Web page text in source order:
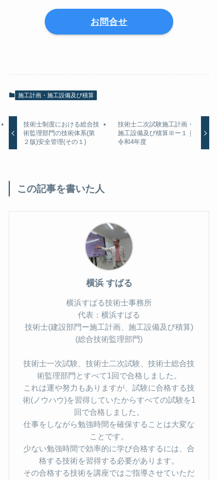
お問合せ
施工計画・施工設備及び積算
技術士制度における総合技
術監理部門の技術体系(第
２版)安全管理(その１)
技術士二次試験施工計画・
施工設備及び積算Ⅲー１｜
令和4年度
この記事を書いた人
横浜 すばる
横浜すばる技術士事務所
代表：横浜すばる
技術士(建設部門ー施工計画、施工設備及び積算)
(総合技術監理部門)
技術士一次試験、技術士二次試験、技術士総合技
術監理部門とすべて1回で合格しました。
これは運や努力もありますが、試験に合格する技
術(ノウハウ)を習得していたからすべての試験を1
回で合格しました。
仕事をしながら勉強時間を確保することは大変な
ことです。
少ない勉強時間で効率的に学び合格するには、合
格する技術を習得する必要があります。
その合格する技術を講座ではご指導させていただ